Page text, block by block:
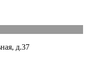
д.37